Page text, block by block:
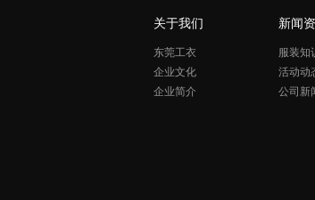
关于我们
东莞工衣
企业文化
企业简介
新闻
服装知
活动动
公司新